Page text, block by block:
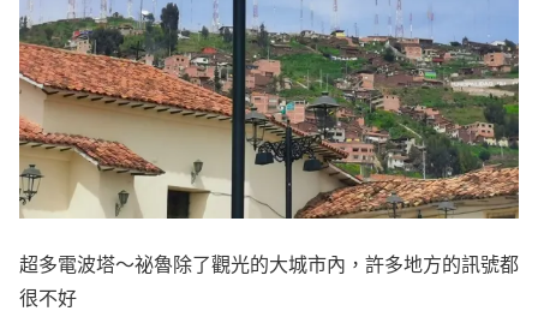
超多電波塔～祕魯除了觀光的大城市內，許多地方的訊號都
很不好